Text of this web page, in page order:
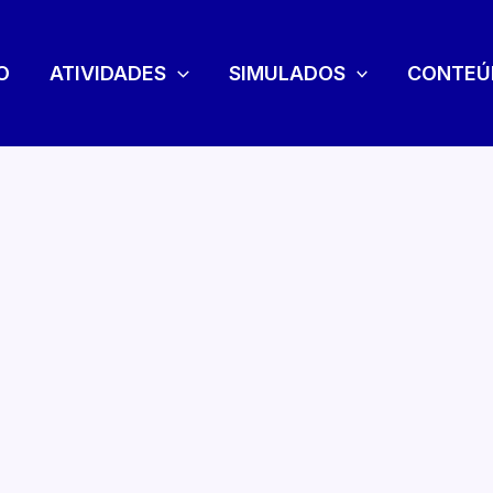
ATIVIDADES SIMULADOS